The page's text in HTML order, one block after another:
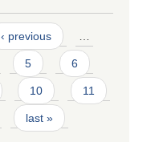
‹ previous
5 6
10 11
last »